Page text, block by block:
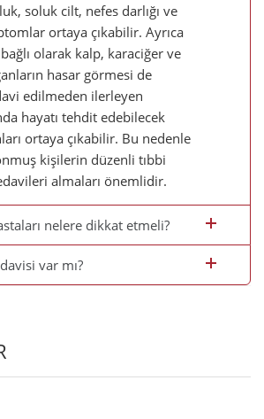
soluk cilt, nefes darlığı ve
ortaya çıkabilir. Ayrıca
olarak kalp, karaciğer ve
hasar görmesi de
edilmeden ilerleyen
hayatı tehdit edebilecek
ortaya çıkabilir. Bu nedenle
kişilerin düzenli tıbbi
almaları önemlidir.
nelere dikkat etmeli?
var mı?